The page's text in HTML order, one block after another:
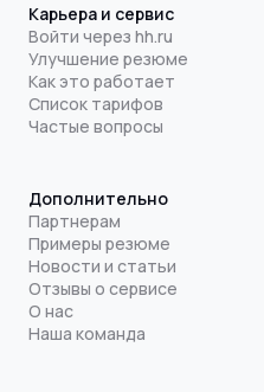
Карьера и сервис
Войти через hh.ru
Улучшение резюме
Как это работает
Список тарифов
Частые вопросы
Дополнительно
Партнерам
Примеры резюме
Новости и статьи
Отзывы о сервисе
О нас
Наша команда